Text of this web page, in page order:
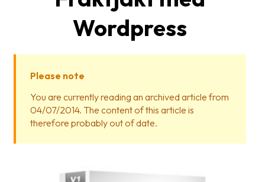
is
Help?
Wordpress
Please note
You are currently reading an archived article from
04/07/2014. The content of this article is
therefore probably out of date.